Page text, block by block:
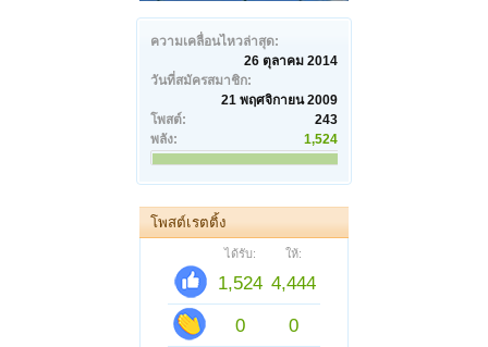
ความเคลื่อนไหวล่าสุด:
26 ตุลาคม 2014
วันที่สมัครสมาชิก:
21 พฤศจิกายน 2009
โพสต์:
243
พลัง:
1,524
โพสต์เรตติ้ง
ได้รับ: ให้:
1,524 4,444
0
0